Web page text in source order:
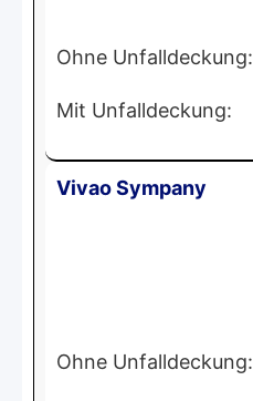
Ohne Unfalldeckung:
Mit Unfalldeckung:
Vivao Sympany
Ohne Unfalldeckung: